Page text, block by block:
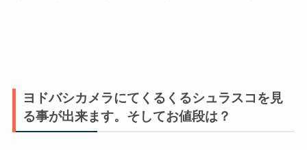
ヨドバシカメラにてくるくるシュラスコを見
る事が出来ます。そしてお値段は？